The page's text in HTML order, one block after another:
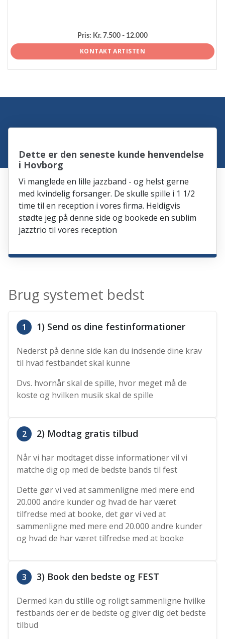
Pris: Kr. 7.500 - 12.000
KONTAKT ARTISTEN
Dette er den seneste kunde henvendelse
i Hovborg
Vi manglede en lille jazzband - og helst gerne
med kvindelig forsanger. De skulle spille i 1 1/2
time til en reception i vores firma. Heldigvis
stødte jeg på denne side og bookede en sublim
jazztrio til vores reception
Brug systemet bedst
1 1) Send os dine festinformationer
Nederst på denne side kan du indsende dine krav
til hvad festbandet skal kunne
Dvs. hvornår skal de spille, hvor meget må de
koste og hvilken musik skal de spille
2 2) Modtag gratis tilbud
Når vi har modtaget disse informationer vil vi
matche dig op med de bedste bands til fest
Dette gør vi ved at sammenligne med mere end
20.000 andre kunder og hvad de har været
tilfredse med at booke, det gør vi ved at
sammenligne med mere end 20.000 andre kunder
og hvad de har været tilfredse med at booke
3 3) Book den bedste og FEST
Dermed kan du stille og roligt sammenligne hvilke
festbands der er de bedste og giver dig det bedste
tilbud